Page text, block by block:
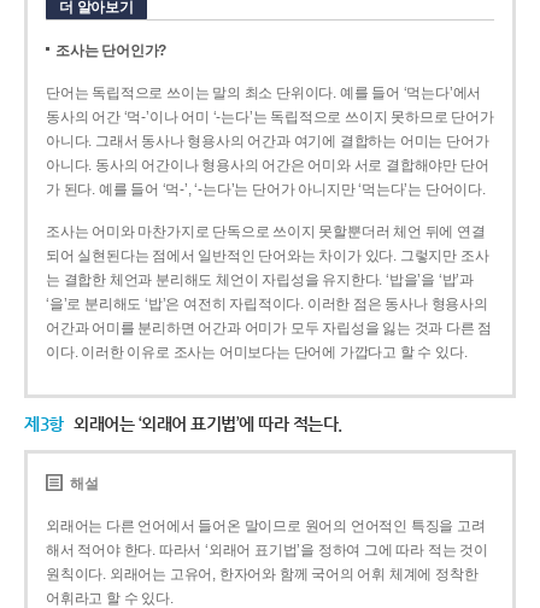
더 알아보기
조사는 단어인가?
단어는 독립적으로 쓰이는 말의 최소 단위이다. 예를 들어 ‘먹는다’에서
동사의 어간 ‘먹-­’이나 어미 ‘­-는다’는 독립적으로 쓰이지 못하므로 단어가
아니다. 그래서 동사나 형용사의 어간과 여기에 결합하는 어미는 단어가
아니다. 동사의 어간이나 형용사의 어간은 어미와 서로 결합해야만 단어
가 된다. 예를 들어 ‘먹-’, ‘-는다’는 단어가 아니지만 ‘먹는다’는 단어이다.
조사는 어미와 마찬가지로 단독으로 쓰이지 못할뿐더러 체언 뒤에 연결
되어 실현된다는 점에서 일반적인 단어와는 차이가 있다. 그렇지만 조사
는 결합한 체언과 분리해도 체언이 자립성을 유지한다. ‘밥을’을 ‘밥’과
‘을’로 분리해도 ‘밥’은 여전히 자립적이다. 이러한 점은 동사나 형용사의
어간과 어미를 분리하면 어간과 어미가 모두 자립성을 잃는 것과 다른 점
이다. 이러한 이유로 조사는 어미보다는 단어에 가깝다고 할 수 있다.
제3항 외래어는 ‘외래어 표기법’에 따라 적는다.
해설
외래어는 다른 언어에서 들어온 말이므로 원어의 언어적인 특징을 고려
해서 적어야 한다. 따라서 ‘외래어 표기법’을 정하여 그에 따라 적는 것이
원칙이다. 외래어는 고유어, 한자어와 함께 국어의 어휘 체계에 정착한
어휘라고 할 수 있다.